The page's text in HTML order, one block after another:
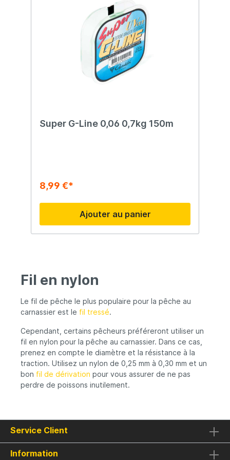
petites morsures. Cela signifie que cette
ligne principale en nylon peut être utilisée
dans presque tous les domaines. C'est une
ligne de pêche solide et abordable !
Super G-Line 0,06 0,7kg 150m
8,99 €*
Ajouter au panier
Fil en nylon
Le fil de pêche le plus populaire pour la pêche au
carnassier est le fil tressé.
Cependant, certains pêcheurs préféreront utiliser un
fil en nylon pour la pêche au carnassier. Dans ce cas,
prenez en compte le diamètre et la résistance à la
traction. Utilisez un nylon de 0,25 mm à 0,30 mm et un
bon fil de dérivation pour vous assurer de ne pas
perdre de poissons inutilement.
Service Client
Information